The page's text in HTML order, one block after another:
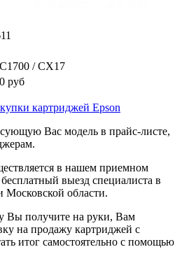
/ CX17
руб
картриджей Epson
Вас модель в прайс-листе,
в нашем приемном
выезд специалиста в
Московской области.
Вы получите на руки, Вам
на продажу картриджей с
итог самостоятельно с помощью